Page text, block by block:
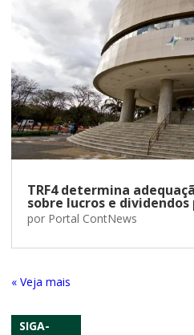
TRF4 determina
sobre lucros e
por Portal ContNews
« Entradas Antigas
SIGA-